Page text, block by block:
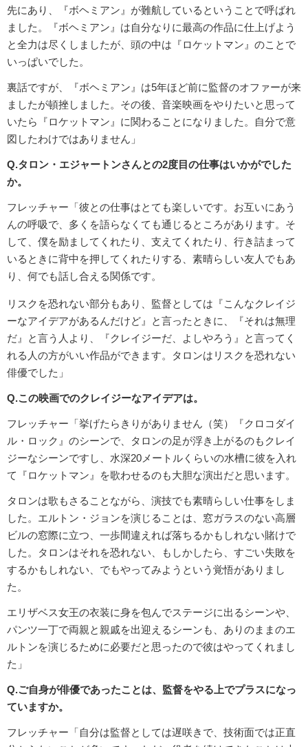
先にあり、『ボヘミアン』が難航しているということで呼ばれ
ました。『ボヘミアン』は自分なりに最高の作品に仕上げよう
と全力は尽くしましたが、頭の中は『ロケットマン』のことで
いっぱいでした。
裏話ですが、『ボヘミアン』は5年ほど前に監督のオファーが来
ましたが頓挫しました。その後、音楽映画をやりたいと思って
いたら『ロケットマン』に関わることになりました。自分で意
図したわけではありません」
Q.タロン・エジャートンさんとの2度目の仕事はいかがでした
か。
フレッチャー「彼との仕事はとても楽しいです。お互いにあう
んの呼吸で、多くを語らなくても通じるところがあります。そ
して、僕を励ましてくれたり、支えてくれたり、行き詰まって
いるときに背中を押してくれたりする、素晴らしい友人でもあ
り、何でも話し合える関係です。
リスクを恐れない部分もあり、監督としては『こんなクレイジ
ーなアイデアがあるんだけど』と言ったときに、『それは無理
だ』と言う人より、『クレイジーだ、よしやろう』と言ってく
れる人の方がいい作品ができます。タロンはリスクを恐れない
俳優でした」
Q.この映画でのクレイジーなアイデアは。
フレッチャー「挙げたらきりがありません（笑）『クロコダイ
ル・ロック』のシーンで、タロンの足が浮き上がるのもクレイ
ジーなシーンですし、水深20メートルくらいの水槽に彼を入れ
て『ロケットマン』を歌わせるのも大胆な演出だと思います。
タロンは歌もさることながら、演技でも素晴らしい仕事をしま
した。エルトン・ジョンを演じることは、窓ガラスのない高層
ビルの窓際に立つ、一歩間違えれば落ちるかもしれない賭けで
した。タロンはそれを恐れない、もしかしたら、すごい失敗を
するかもしれない、でもやってみようという覚悟がありまし
た。
エリザベス女王の衣装に身を包んでステージに出るシーンや、
パンツ一丁で両親と親戚を出迎えるシーンも、ありのままのエ
ルトンを演じるために必要だと思ったので彼はやってくれまし
た」
Q.ご自身が俳優であったことは、監督をやる上でプラスになっ
ていますか。
フレッチャー「自分は監督としては遅咲きで、技術面では正直